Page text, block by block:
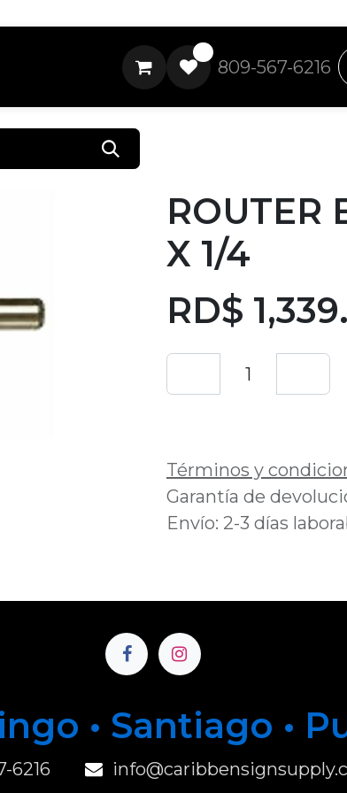
809-567-6216
ROUTER
X 1/4
RD$
Términos y
Garantía de
Envío: 2-3 días
• Santiago • P
6216